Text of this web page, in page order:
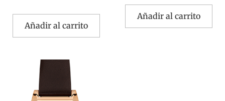
Añadir al carrito
Añadir al carrito